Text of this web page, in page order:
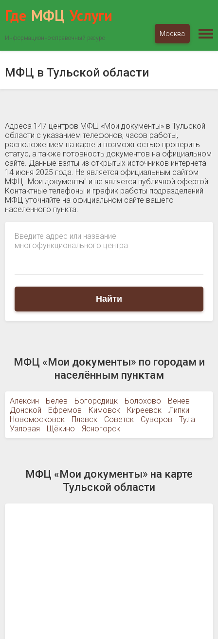
Где МФЦ Услуги
Информационно-справочный ресурс
Москва
Тульская область
МФЦ в Тульской области
Адреса 147 центров МФЦ «Мои документы» в Тульской
области c указанием телефонов, часов работы,
расположением на карте и возможностью проверить
статус, а также готовность документов на официальном
сайте. Данные взяты из открытых источников интернета
14 июня 2025 года. Не является официальным сайтом
МФЦ "Мои документы" и не является публичной офертой.
Контактные телефоны и график работы подразделений
МФЦ уточняйте на официальном сайте вашего
населенного пункта.
Введите адрес или название
многофункционального центра
Найти
МФЦ «Мои документы» по городам и
населённым пунктам
Алексин Белёв Богородицк Болохово
Венёв
Донской
Ефремов Кимовск Киреевск
Липки
Новомосковск
Плавск Советск Суворов
Тула
Узловая
Щёкино Ясногорск
МФЦ «Мои документы» на карте
Тульской области